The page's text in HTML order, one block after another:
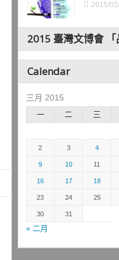
2015/
2015 臺灣文博會 「
Calendar
三月 2015
一 二 三
« 二月
2 3 4
9 10 11
16 17 18
23 24 25
30 31